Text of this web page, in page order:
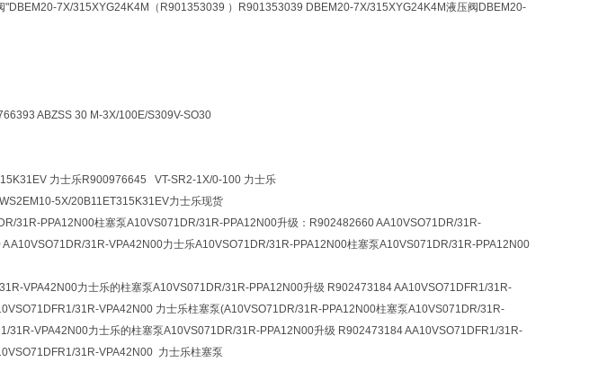
"DBEM20-7X/315XYG24K4M（R901353039 ）R901353039 DBEM20-7X/315XYG24K4M液压阀DBEM20-
ABZSS 30 M-3X/100E/S309V-SO30
力士乐R900976645 VT-SR2-1X/0-100 力士乐
5X/20B11ET315K31EV力士乐现货
31R-PPA12N00柱塞泵A10VS071DR/31R-PPA12N00升级：R902482660 AA10VSO71DR/31R-
A10VSO71DR/31R-VPA42N00力士乐A10VSO71DR/31R-PPA12N00柱塞泵A10VS071DR/31R-PPA12N00
VPA42N00力士乐的柱塞泵A10VS071DR/31R-PPA12N00升级 R902473184 AA10VSO71DFR1/31R-
31R-VPA42N00 力士乐柱塞泵(A10VSO71DR/31R-PPA12N00柱塞泵A10VS071DR/31R-
31R-VPA42N00力士乐的柱塞泵A10VS071DR/31R-PPA12N00升级 R902473184 AA10VSO71DFR1/31R-
31R-VPA42N00 力士乐柱塞泵